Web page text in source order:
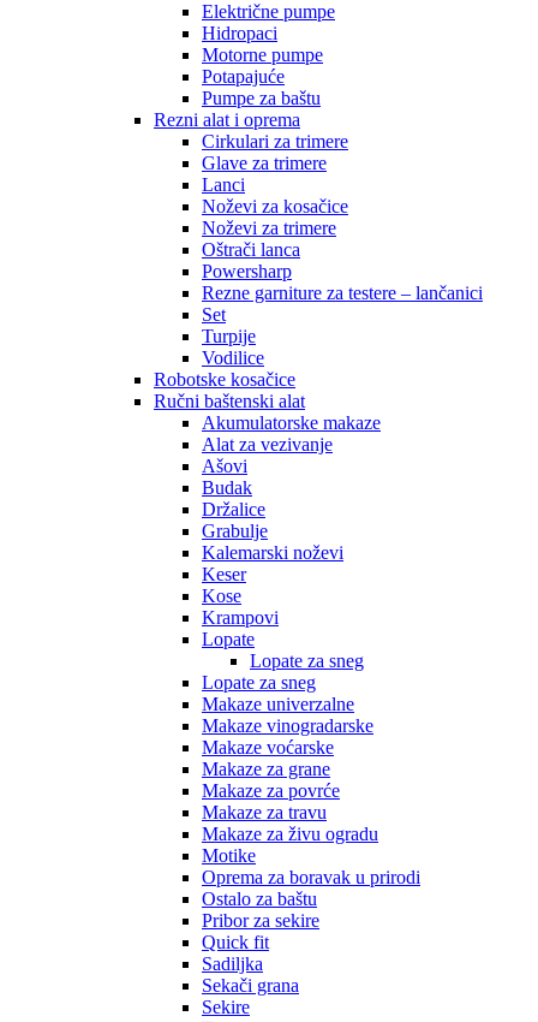
Električne pumpe
Hidropaci
Motorne pumpe
Potapajuće
Pumpe za baštu
Rezni alat i oprema
Cirkulari za trimere
Glave za trimere
Lanci
Noževi za kosačice
Noževi za trimere
Oštrači lanca
Powersharp
Rezne garniture za testere – lančanici
Set
Turpije
Vodilice
Robotske kosačice
Ručni baštenski alat
Akumulatorske makaze
Alat za vezivanje
Ašovi
Budak
Držalice
Grabulje
Kalemarski noževi
Keser
Kose
Krampovi
Lopate
Lopate za sneg
Lopate za sneg
Makaze univerzalne
Makaze vinogradarske
Makaze voćarske
Makaze za grane
Makaze za povrće
Makaze za travu
Makaze za živu ogradu
Motike
Oprema za boravak u prirodi
Ostalo za baštu
Pribor za sekire
Quick fit
Sadiljka
Sekači grana
Sekire